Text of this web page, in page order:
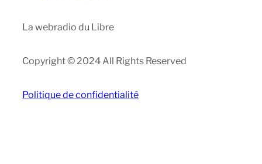
La webradio du Libre
Copyright © 2024 All Rights Reserved
Politique de confidentialité